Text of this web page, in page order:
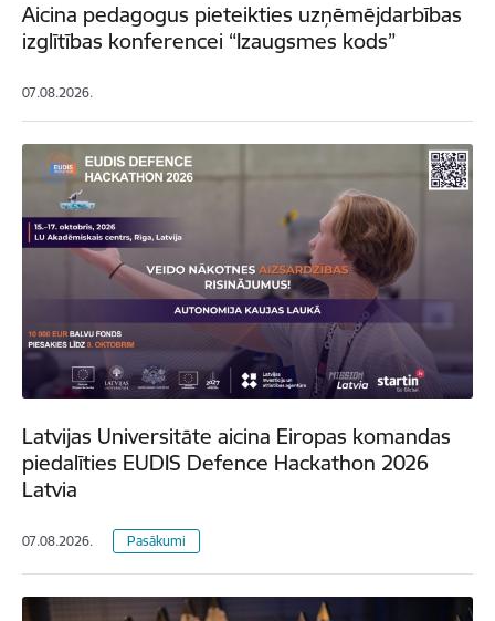
Aicina pedagogus pieteikties uzņēmējdarbības
izglītības konferencei “Izaugsmes kods”
07.08.2026.
Latvijas Universitāte aicina Eiropas komandas
piedalīties EUDIS Defence Hackathon 2026
Latvia
07.08.2026. Pasākumi